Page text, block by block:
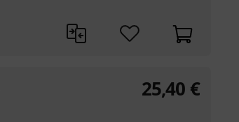
25,40 €